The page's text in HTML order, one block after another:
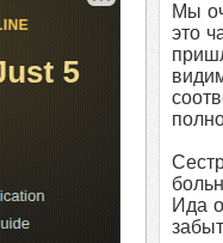
Мы
это
Ида